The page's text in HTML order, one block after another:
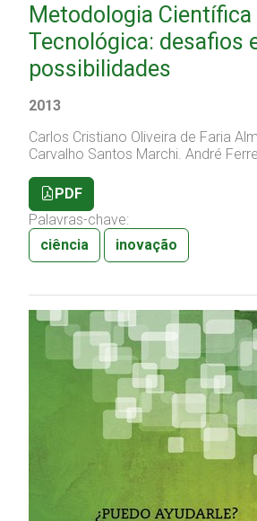
Metodologia Científica
Tecnológica: desafios
possibilidades
2013
Carlos Cristiano Oliveira de Faria
Carvalho Santos Marchi. André
PDF
Palavras-chave:
ciência
inovação